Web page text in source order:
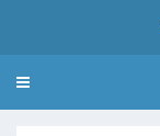
Toggle